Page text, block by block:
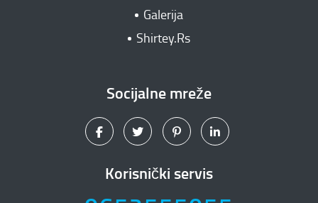
Galerija
Shirtey.Rs
Socijalne mreže
Korisnički servis